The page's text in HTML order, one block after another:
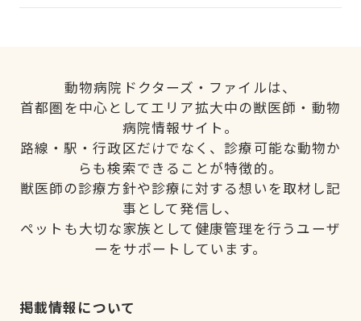
動物病院ドクターズ・ファイルは、
首都圏を中心としてエリア拡大中の獣医師・動物
病院情報サイト。
路線・駅・行政区だけでなく、診療可能な動物か
らも検索できることが特徴的。
獣医師の診療方針や診療に対する想いを取材し記
事として発信し、
ペットも大切な家族として健康管理を行うユーザ
ーをサポートしています。
掲載情報について